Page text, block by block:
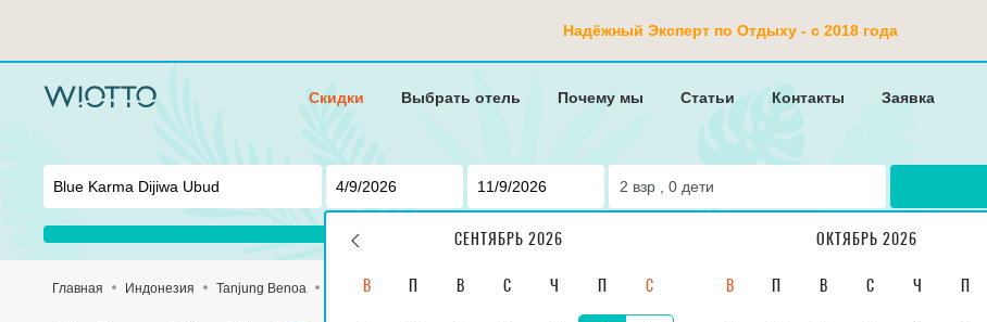
Надёжный Эксперт по Отдыху - с 2018 года
Скидки Выбрать отель Почему мы Статьи Контакты Заявка
СЕНТЯБРЬ 2026
В В С Ч С
ОКТЯБРЬ 2026
В В С Ч
2 взр , 0 дети
Главная Индонезия Tanjung Benoa Blue Karma Dijiwa Ubud